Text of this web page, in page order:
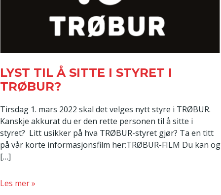
LYST TIL Å SITTE I STYRET I
TRØBUR?
Tirsdag 1. mars 2022 skal det velges nytt styre i TRØBUR.
Kanskje akkurat du er den rette personen til å sitte i
styret? Litt usikker på hva TRØBUR-styret gjør? Ta en titt
på vår korte informasjonsfilm her:TRØBUR-FILM Du kan og
[…]
Les mer »